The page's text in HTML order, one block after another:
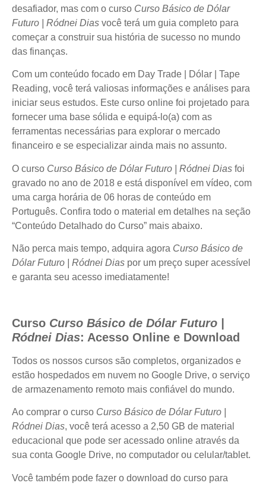
desafiador, mas com o curso Curso Básico de Dólar
Futuro | Ródnei Dias você terá um guia completo para
começar a construir sua história de sucesso no mundo
das finanças.
Com um conteúdo focado em Day Trade | Dólar | Tape
Reading, você terá valiosas informações e análises para
iniciar seus estudos. Este curso online foi projetado para
fornecer uma base sólida e equipá-lo(a) com as
ferramentas necessárias para explorar o mercado
financeiro e se especializar ainda mais no assunto.
O curso Curso Básico de Dólar Futuro | Ródnei Dias foi
gravado no ano de 2018 e está disponível em vídeo, com
uma carga horária de 06 horas de conteúdo em
Português. Confira todo o material em detalhes na seção
“Conteúdo Detalhado do Curso” mais abaixo.
Não perca mais tempo, adquira agora Curso Básico de
Dólar Futuro | Ródnei Dias por um preço super acessível
e garanta seu acesso imediatamente!
Curso Curso Básico de Dólar Futuro |
Ródnei Dias: Acesso Online e Download
Todos os nossos cursos são completos, organizados e
estão hospedados em nuvem no Google Drive, o serviço
de armazenamento remoto mais confiável do mundo.
Ao comprar o curso Curso Básico de Dólar Futuro |
Ródnei Dias, você terá acesso a 2,50 GB de material
educacional que pode ser acessado online através da
sua conta Google Drive, no computador ou celular/tablet.
Você também pode fazer o download do curso para